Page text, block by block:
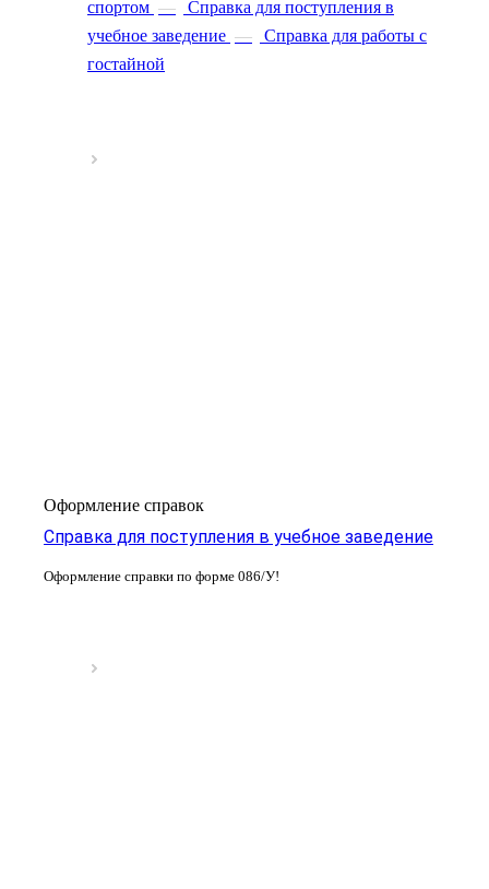
спортом —
Справка для поступления в
учебное заведение —
Справка для работы с
гостайной
Оформление справок
Справка для поступления в учебное заведение
Оформление справки по форме 086/У!